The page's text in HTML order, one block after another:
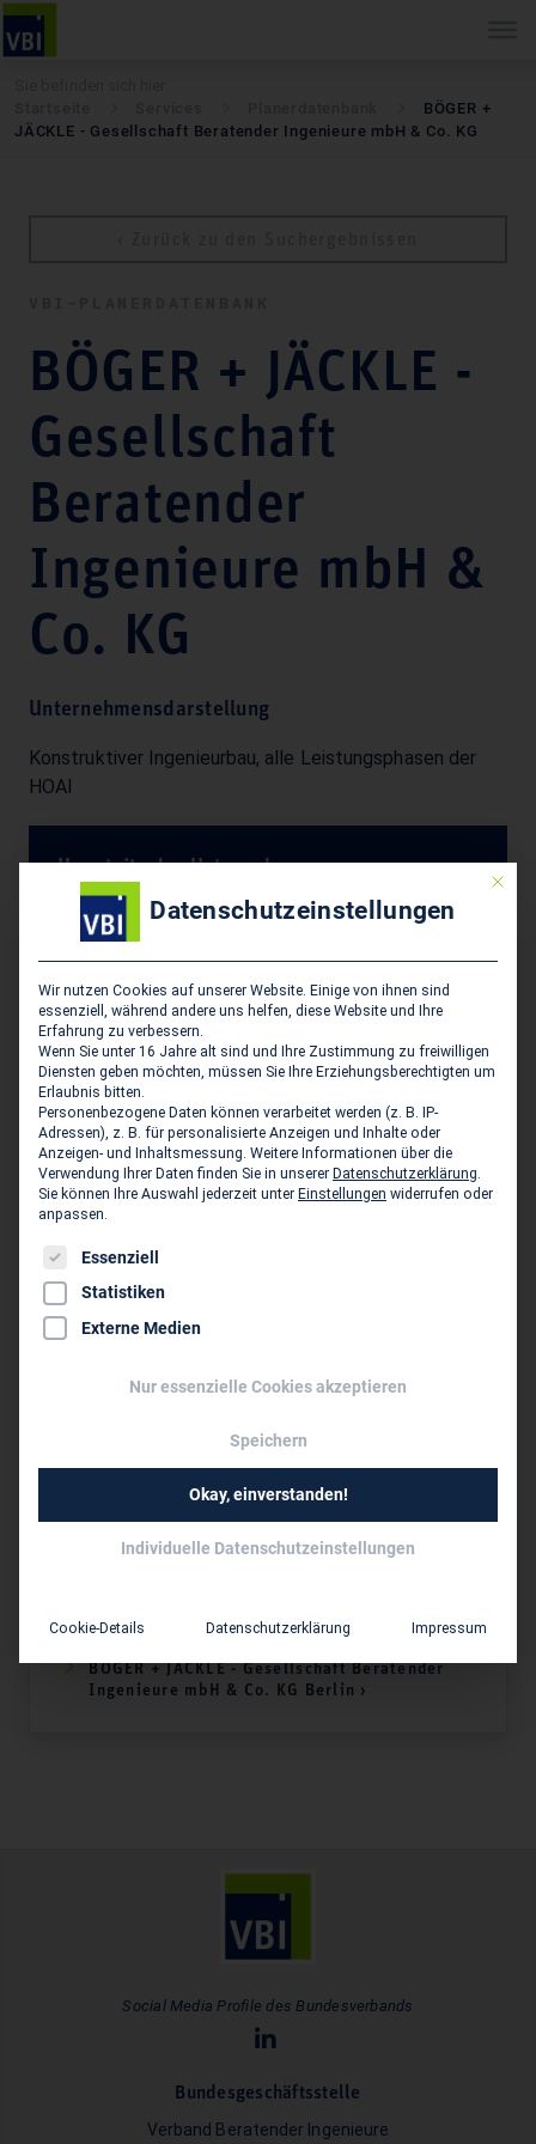
BÖGER +
JÄCKLE - Gesellschaft Beratender Ingenieure mbH & Co. KG
BÖGER + JÄCKLE -
Gesellschaft
Beratender
Ingenieure mbH &
Co. KG
Unternehmensdarstellung
Konstruktiver Ingenieurbau, alle Leistungsphasen der
HOAI
Hauptsitz des Unternehmens
BÖGER + JÄCKLE - Gesellschaft Beratender
Ingenieure mbH & Co. KG
D-24558 Henstedt-Ulzburg
04193 90 08 0
info@boeger-jaeckle.de
www.boeger-jaeckle.de
Persönliche Vertreter im VBI:
Dipl.-Ing. Harald Peter Hartmann
Dipl.-Ing. Uwe Becker
Dr.-Ing. Florian König
Dirk Lucius
Prof. Dr.-Ing. Angelika Scheel
BÖGER + JÄCKLE Ingenieure Dessau -
Gesellschaft mbH & Co. KG Dessau ›
Ibb Ingenieurbüro Bauwesen GmbH - Chemnitz
Chemnitz ›
Ingenieurgesellschaft mbH Leipzig ›
BÖGER + JÄCKLE - Gesellschaft Beratender
Ingenieure mbH & Co. KG Berlin ›
Social Media Profile des Bundesverbands
Bundesgeschäftsstelle
Verband Beratender Ingenieure
Mit
Datenschutzeinstellungen
Wir nutzen Cookies auf unserer Website. Einige von ihnen sind
essenziell, während andere uns helfen, diese Website und Ihre
Erfahrung zu verbessern.
Wenn Sie unter 16 Jahre alt sind und Ihre Zustimmung zu freiwilligen
Diensten geben möchten, müssen Sie Ihre Erziehungsberechtigten um
Erlaubnis bitten.
Personenbezogene Daten können verarbeitet werden (z. B. IP-
Adressen), z. B. für personalisierte Anzeigen und Inhalte oder
Anzeigen- und Inhaltsmessung. Weitere Informationen über die
Verwendung Ihrer Daten finden Sie in unserer Datenschutzerklärung
Sie können Ihre Auswahl jederzeit unter Einstellungen widerrufen oder
anpassen.
Es folgt eine Liste der Service-Gruppen, für die eine
Essenziell
Statistiken
Externe Medien
Nur essenzielle Cookies akzeptieren
Speichern
Okay, einverstanden!
Individuelle Datenschutzeinstellungen
Cookie-Details Datenschutzerklärung Impressum